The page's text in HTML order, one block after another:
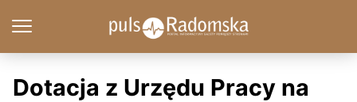
Dotacja z Urzędu Pracy na